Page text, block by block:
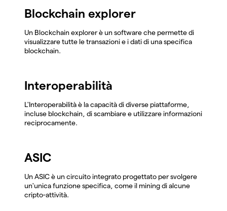
Blockchain explorer
Un Blockchain explorer è un software che permette di
visualizzare tutte le transazioni e i dati di una specifica
blockchain.
Interoperabilità
L'Interoperabilità è la capacità di diverse piattaforme,
incluse blockchain, di scambiare e utilizzare informazioni
reciprocamente.
ASIC
Un ASIC è un circuito integrato progettato per svolgere
un'unica funzione specifica, come il mining di alcune
cripto-attività.